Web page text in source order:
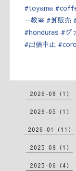
#toyama #
ー教室 #卸販売
#honduras #グ
#出張中止 #
2026-08（1）
2026-05（1）
2026-01（11）
2025-09（1）
2025-06（4）